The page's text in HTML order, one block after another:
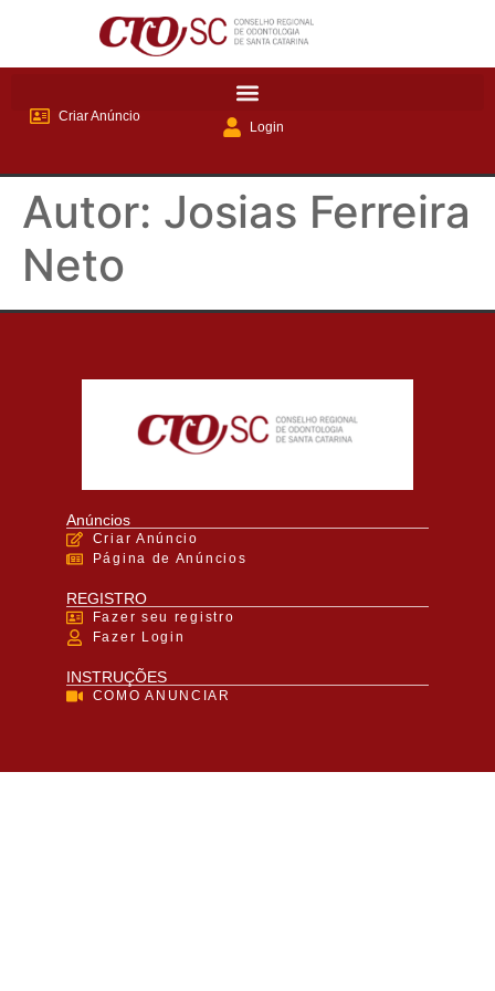
Criar Anúncio
Login
Autor: Josias Ferreira
Neto
Anúncios
Criar Anúncio
Página de Anúncios
REGISTRO
Fazer seu registro
Fazer Login
INSTRUÇÕES
COMO ANUNCIAR